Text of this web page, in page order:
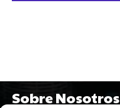
Sobre Nosotros